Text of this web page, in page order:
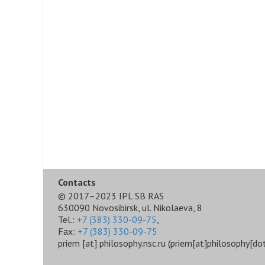
Contacts
© 2017–2023 IPL SB RAS
630090 Novosibirsk, ul. Nikolaeva, 8
Tel.: +7 (383) 330-09-75
Fax: +7 (383) 330-09-75
priem [at] philosophy.nsc.ru